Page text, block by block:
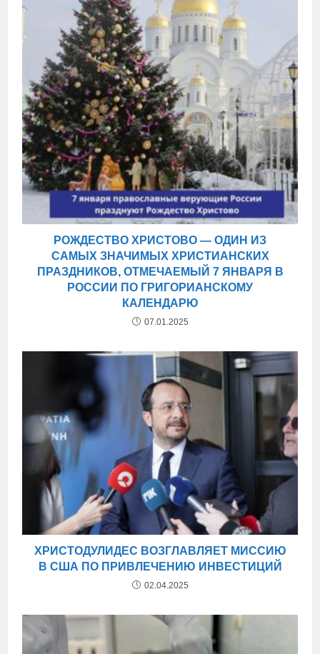
РОЖДЕСТВО ХРИСТОВО — ОДИН ИЗ
САМЫХ ЗНАЧИМЫХ ХРИСТИАНСКИХ
ПРАЗДНИКОВ, ОТМЕЧАЕМЫЙ 7 ЯНВАРЯ В
РОССИИ ПО ГРИГОРИАНСКОМУ
КАЛЕНДАРЮ
07.01.2025
ХРИСТОДУЛИДЕС ВОЗГЛАВЛЯЕТ МИССИЮ
В США ПО ПРИВЛЕЧЕНИЮ ИНВЕСТИЦИЙ
02.04.2025